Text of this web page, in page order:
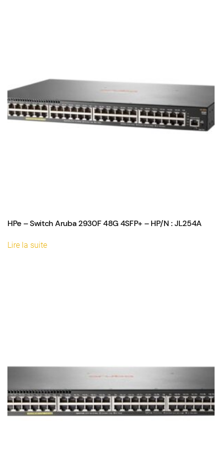
HPe – Switch Aruba 2930F 48G 4SFP+ – HP/N : JL254A
Lire la suite